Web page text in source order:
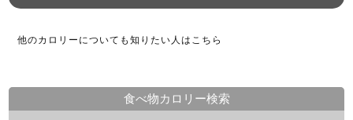
他のカロリーについても知りたい人はこちら
食べ物カロリー検索